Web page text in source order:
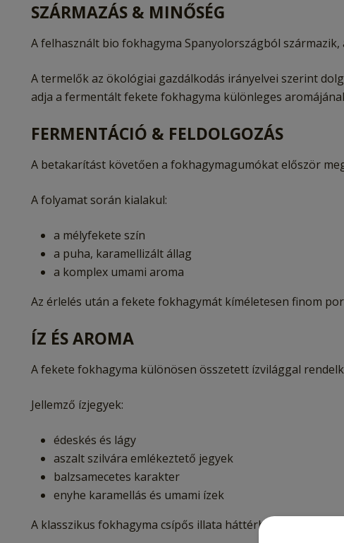
SZÁRMAZÁS & MINŐSÉG
A felhasznált bio fokhagyma Spanyolországból
A termelők az ökológiai gazdálkodás irányelvei szerint
adja a fermentált fekete fokhagyma különleges
FERMENTÁCIÓ & FELDOLGOZÁS
A betakarítást követően a fokhagymagumókat először
A folyamat során kialakul:
a mélyfekete szín
a puha, karamellizált állag
a komplex umami aroma
Az érlelés után a fekete fokhagymát kíméletesen finom
ÍZ ÉS AROMA
A fekete fokhagyma különösen összetett ízvilággal
Jellemző ízjegyek:
édeskés és lágy
aszalt szilvára emlékeztető jegyek
balzsamecetes karakter
enyhe karamellás és umami ízek
A klasszikus fokhagyma csípős illata háttérbe szorul, így